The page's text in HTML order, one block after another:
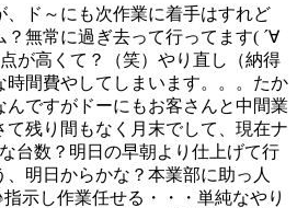
、ド～にも次作業に着手はすれど
無常に過ぎ去って行ってます( ´∀
が高くて？（笑）やり直し（納得
時間費やしてしまいます。。。たか
んですがドーにもお客さんと中間業
残り間もなく月末でして、現在ナ
台数？明日の早朝より仕上げて行
明日からかな？本業部に助っ人
示し作業任せる・・・単純なやり